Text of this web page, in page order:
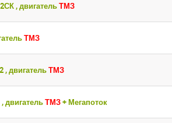
, двигательТМЗ
ТМЗ
, двигательТМЗ
двигательТМЗ+ Мегапоток